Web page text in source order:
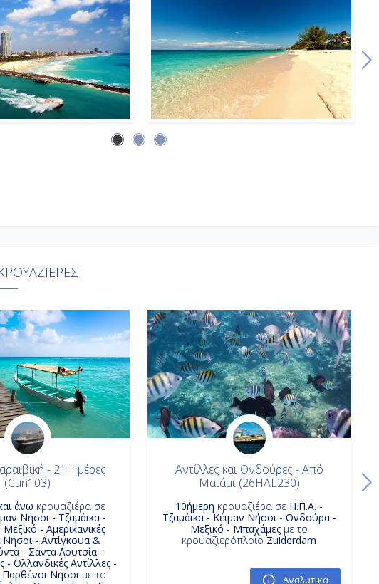
- 21 Ημέρες
(Cun103)
άνω κρουαζιέρα σε
Νήσοι - Τζαμάικα -
- Αμερικανικές
Νήσοι - Αντίγκουα &
- Σάντα Λουτσία -
Ολλανδικές Αντίλλες -
Παρθένοι Νήσοιμε το
Αντίλλες και Ονδούρες - Από
Μαϊάμι (26HAL230)
10ήμερη κρουαζιέρα σε Η.Π.Α. -
Τζαμάικα - Κέιμαν Νήσοι - Ονδούρα -
Μεξικό - Μπαχάμες με το
κρουαζιερόπλοιο Zuiderdam
Αναλυτικά